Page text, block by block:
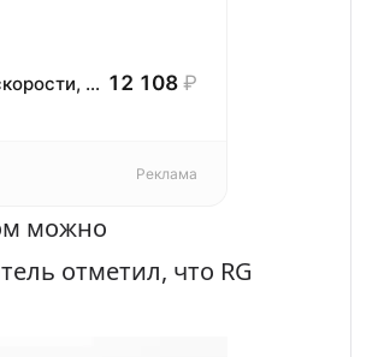
Фен для волос Dreame Pocket Ultra AHD52, 1500 Вт, 2 скорости, холодный обдув, ионизация, лиловый 12 108 ₽
Реклама
можно
отметил, что RG